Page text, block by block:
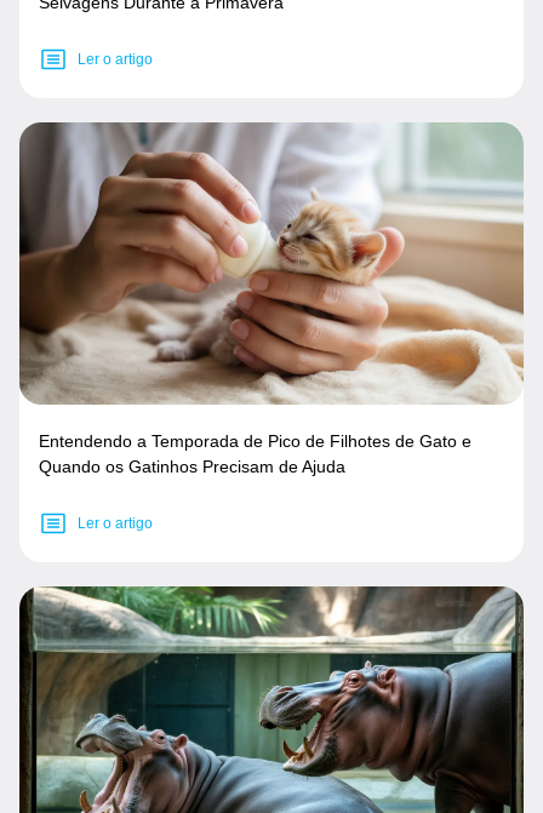
Ler o artigo
Entendendo a Temporada de Pico de Filhotes de Gato e
Quando os Gatinhos Precisam de Ajuda
Ler o artigo